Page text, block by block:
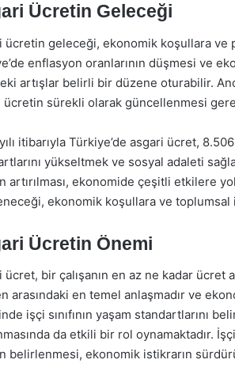
Ücretin Geleceği
ücretin geleceği, ekonomik koşullara ve
enflasyon oranlarının düşmesi ve
artışlar belirli bir düzene oturabilir.
ücretin sürekli olarak güncellenmesi
itibarıyla Türkiye’de asgari ücret,
yükseltmek ve sosyal adaleti
artırılması, ekonomide çeşitli etkilere
ekonomik koşullara ve toplumsal
Ücretin Önemi
ücret, bir çalışanın en az ne kadar
arasındaki en temel anlaşmadır ve
işçi sınıfının yaşam standartlarını
da etkili bir rol oynamaktadır.
belirlenmesi, ekonomik istikrarın